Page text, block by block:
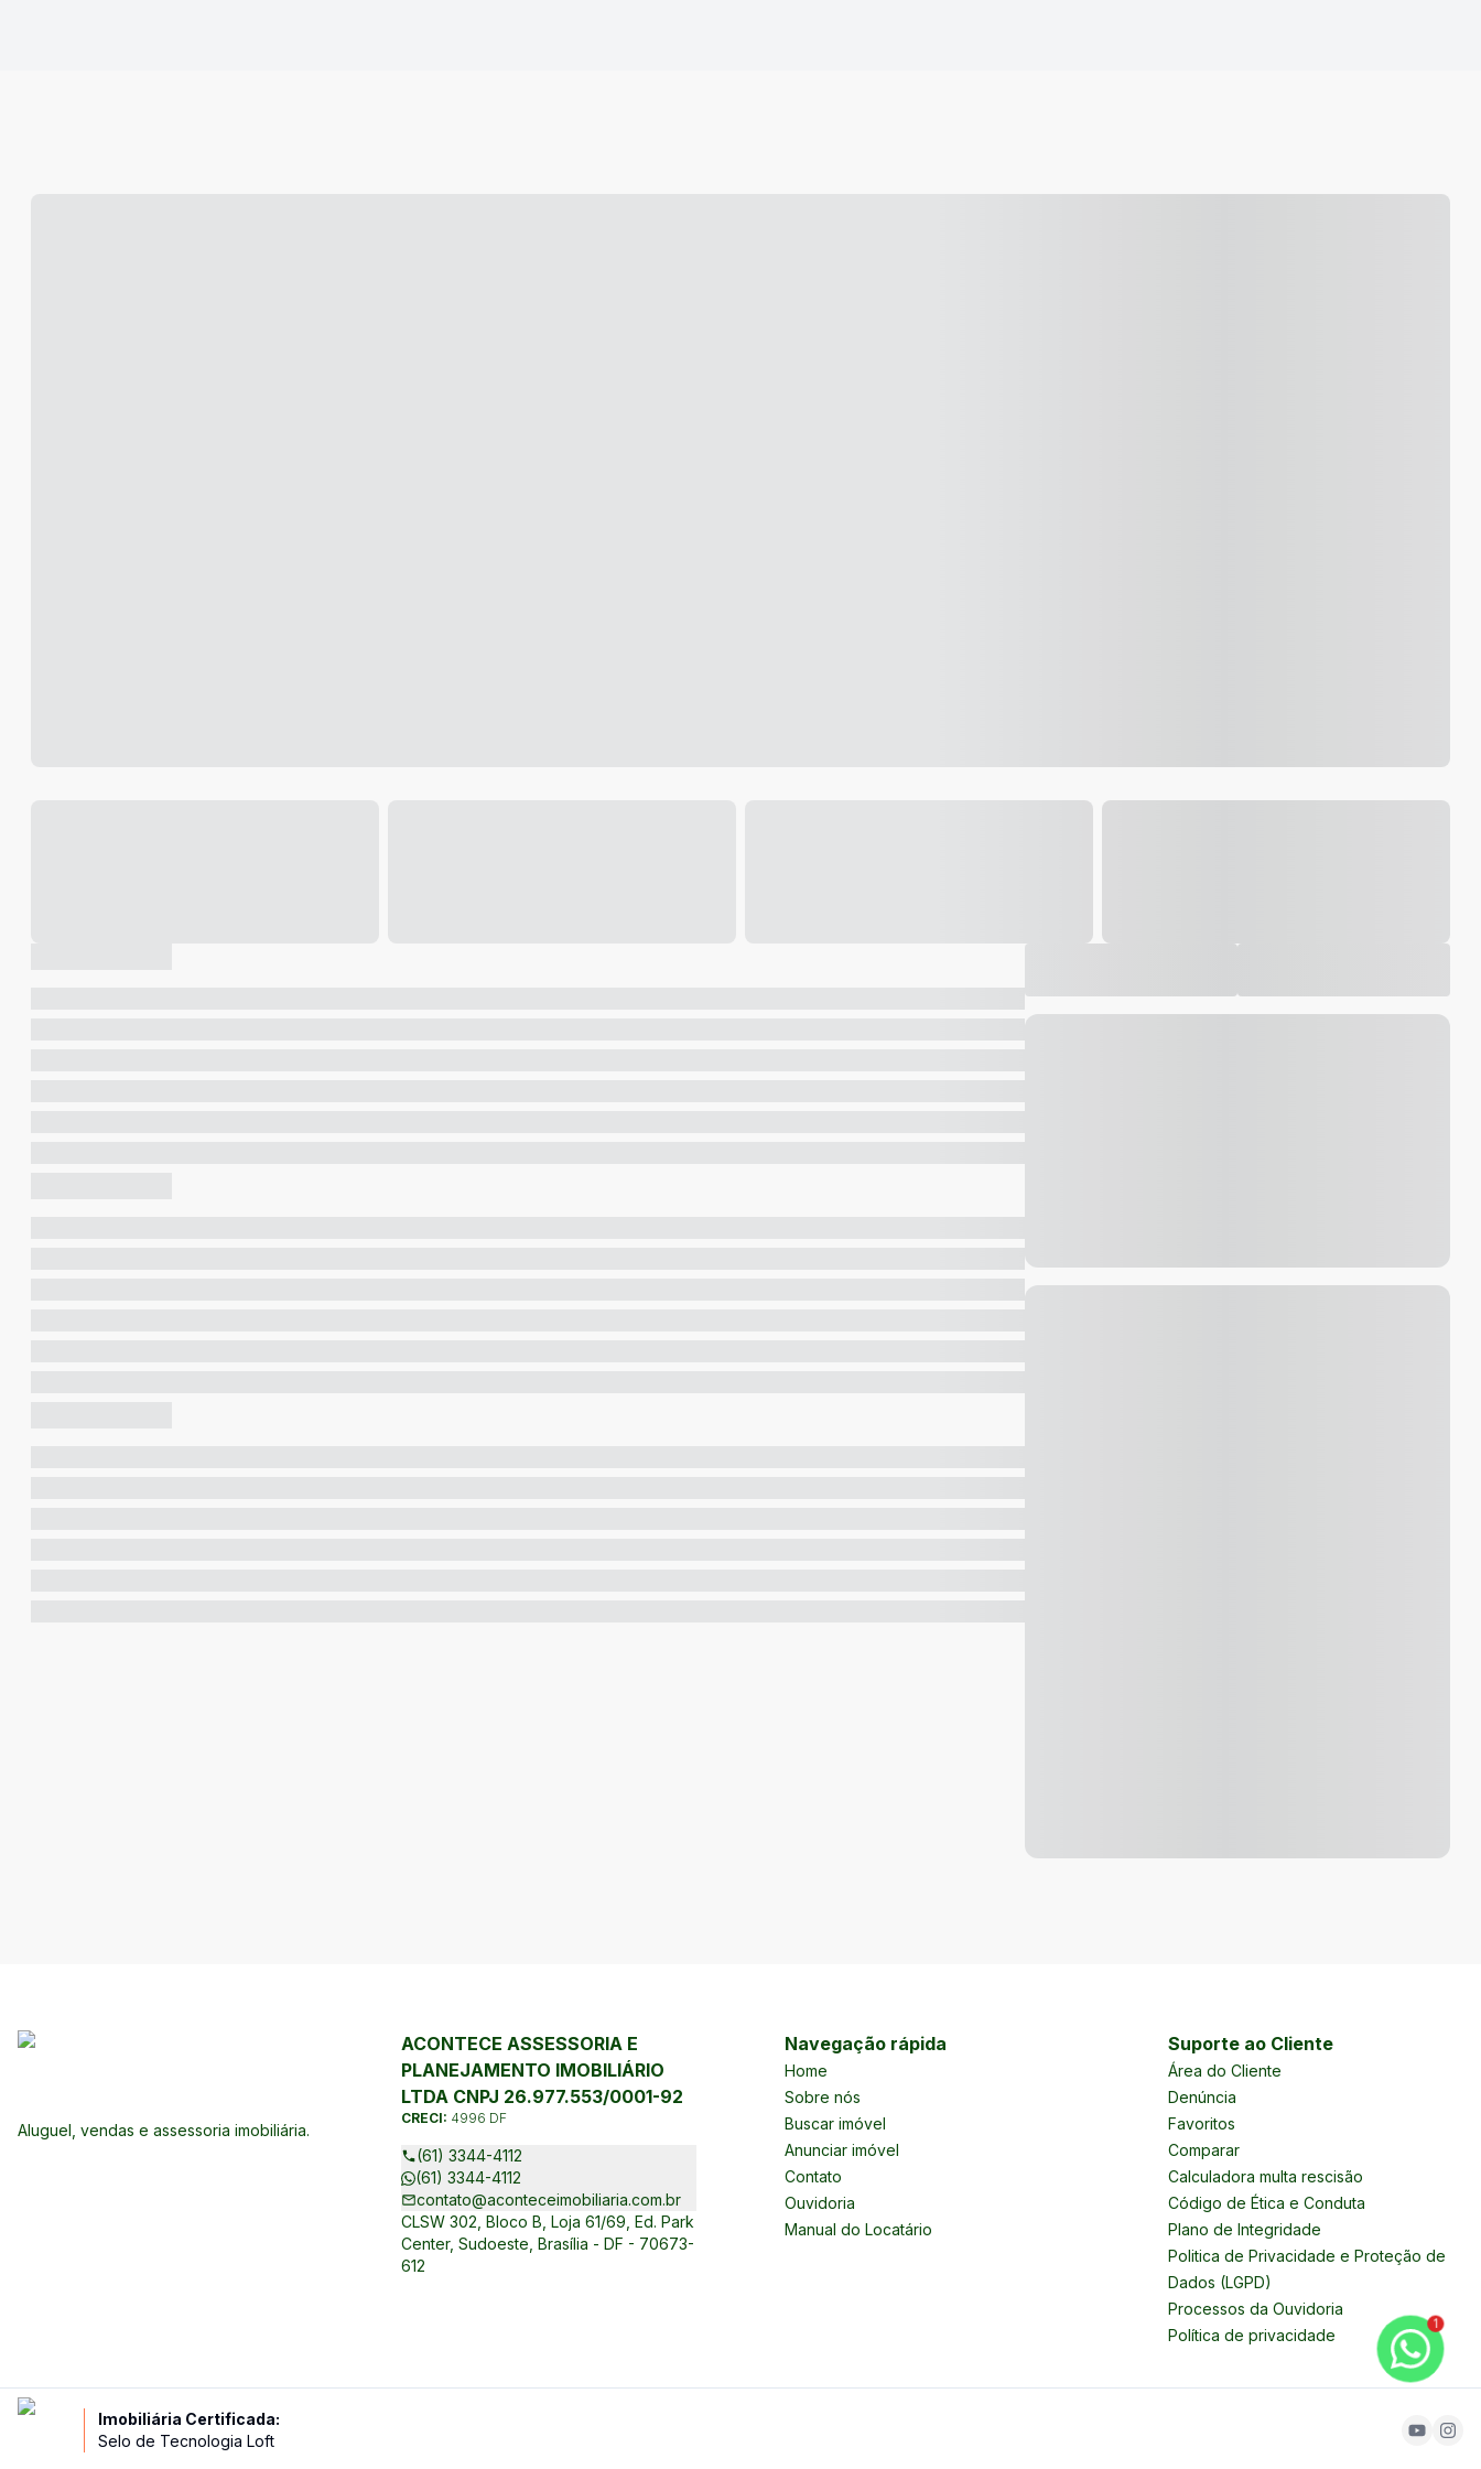
Aluguel, vendas e assessoria imobiliária.
ACONTECE ASSESSORIA E
PLANEJAMENTO IMOBILIÁRIO
LTDA CNPJ 26.977.553/0001-92
CRECI: 4996 DF
(61) 3344-4112
(61) 3344-4112
contato@aconteceimobiliaria.com.br
CLSW 302, Bloco B, Loja 61/69, Ed. Park
Center, Sudoeste, Brasília - DF - 70673-
612
Navegação rápida
Home
Sobre nós
Buscar imóvel
Anunciar imóvel
Contato
Ouvidoria
Manual do Locatário
Suporte ao Cliente
Área do Cliente
Denúncia
Favoritos
Comparar
Calculadora multa rescisão
Código de Ética e Conduta
Plano de Integridade
Politica de Privacidade e Proteção de
Dados (LGPD)
Processos da Ouvidoria
Política de privacidade
Imobiliária Certificada:
Selo de Tecnologia Loft
1